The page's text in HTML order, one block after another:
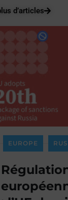
d’articles
EUROPE